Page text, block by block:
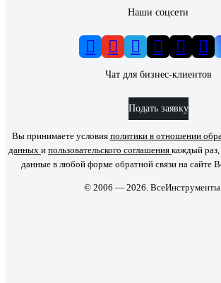
Наши соцсети
Чат для бизнес-клиентов
Подать заявку
Вы принимаете условия политики в отношении
данных и пользовательского соглашения каждый раз,
данные в любой форме обратной связи на сайте
© 2006 — 2026.